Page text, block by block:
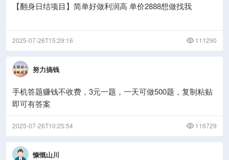
【翻身日结项目】简单好做利润高 单价2888想做找我
2025-07-26T15:29:16 111290
努力搞钱
手机答题赚钱不收费，3元一题，一天可做500题，复制粘贴
即可有答案
2025-07-26T10:25:54 116729
慷慨山川